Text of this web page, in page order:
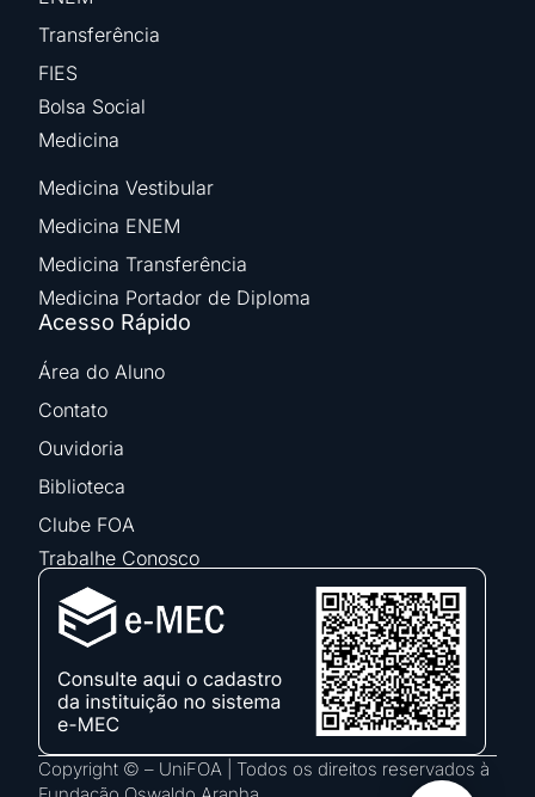
Transferência
FIES
Bolsa Social
Medicina
Medicina Vestibular
Medicina ENEM
Medicina Transferência
Medicina Portador de Diploma
Acesso Rápido
Área do Aluno
Contato
Ouvidoria
Biblioteca
Clube FOA
Trabalhe Conosco
Copyright © – UniFOA | Todos os direitos reservados à